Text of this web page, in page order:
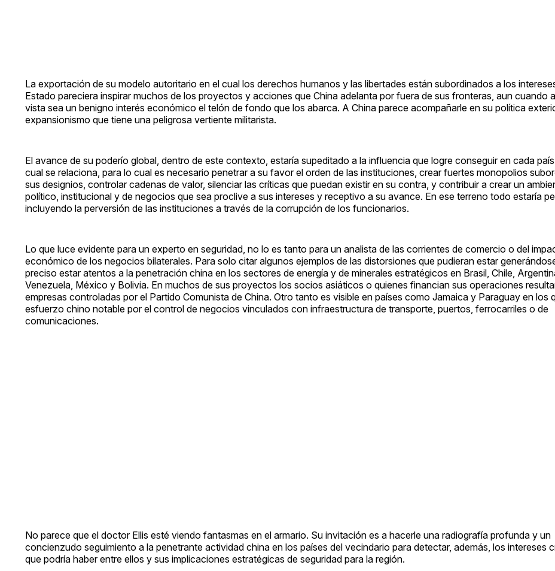
La exportación de su modelo autoritario en el cual los derechos humanos y las libertades están subordinados a los
Estado pareciera inspirar muchos de los proyectos y acciones que China adelanta por fuera de sus fronteras, aun cuando
vista sea un benigno interés económico el telón de fondo que los abarca. A China parece acompañarle en su política
expansionismo que tiene una peligrosa vertiente militarista.
El avance de su poderío global, dentro de este contexto, estaría supeditado a la influencia que logre conseguir en cada
cual se relaciona, para lo cual es necesario penetrar a su favor el orden de las instituciones, crear fuertes monopolios
sus designios, controlar cadenas de valor, silenciar las críticas que puedan existir en su contra, y contribuir a crear un
político, institucional y de negocios que sea proclive a sus intereses y receptivo a su avance. En ese terreno todo estaría
incluyendo la perversión de las instituciones a través de la corrupción de los funcionarios.
Lo que luce evidente para un experto en seguridad, no lo es tanto para un analista de las corrientes de comercio o del
económico de los negocios bilaterales. Para solo citar algunos ejemplos de las distorsiones que pudieran estar
preciso estar atentos a la penetración china en los sectores de energía y de minerales estratégicos en Brasil, Chile,
Venezuela, México y Bolivia. En muchos de sus proyectos los socios asiáticos o quienes financian sus operaciones
empresas controladas por el Partido Comunista de China. Otro tanto es visible en países como Jamaica y Paraguay en los
esfuerzo chino notable por el control de negocios vinculados con infraestructura de transporte, puertos, ferrocarriles o de
comunicaciones.
No parece que el doctor Ellis esté viendo fantasmas en el armario. Su invitación es a hacerle una radiografía profunda y un
concienzudo seguimiento a la penetrante actividad china en los países del vecindario para detectar, además, los intereses
que podría haber entre ellos y sus implicaciones estratégicas de seguridad para la región.